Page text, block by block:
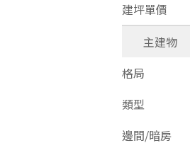
建坪單價
主建物
格局
類型
邊間/暗房